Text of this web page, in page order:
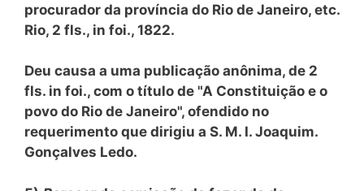
procurador da província do Rio de Janeiro, etc.
Rio, 2 fls., in foi., 1822.
Deu causa a uma publicação anônima, de 2
fls. in foi., com o título de "A Constituição e o
povo do Rio de Janeiro", ofendido no
requerimento que dirigiu a S. M. I. Joaquim.
Gonçalves Ledo.